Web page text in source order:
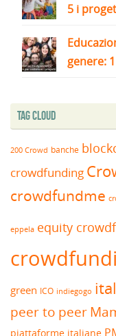
5 i
genere:
Tag Cloud
200 Crowd banche
crowdfunding
crowdfundme
eppela equity
green ICO indiegogo
peer to peer
piattaforme italiane